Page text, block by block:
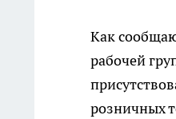
Как
рабочей
розничных